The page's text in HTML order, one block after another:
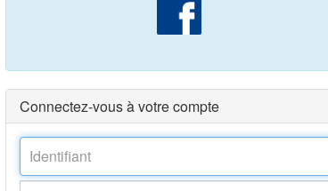
Connectez-vous à votre compte